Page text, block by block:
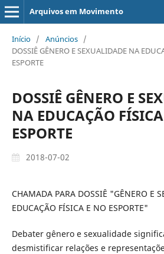
Arquivos em Movimento
Início / Anúncios /
DOSSIÊ GÊNERO E SEXUALIDADE NA
ESPORTE
DOSSIÊ GÊNERO E
NA EDUCAÇÃO
ESPORTE
2018-07-02
CHAMADA PARA DOSSIÊ "GÊNERO E
EDUCAÇÃO FÍSICA E NO ESPORTE"
Debater gênero e sexualidade
desmistificar relações e